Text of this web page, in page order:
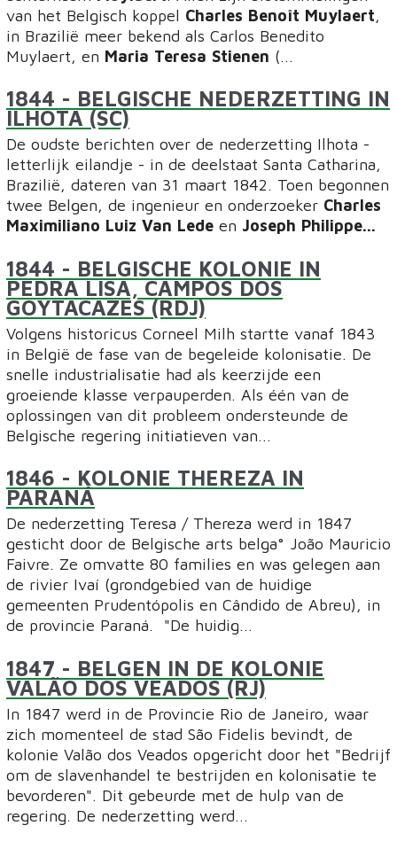
van het Belgisch koppel Charles Benoît Muylaert,
in Brazilië meer bekend als Carlos Benedito
Muylaert, en Maria Teresa Stienen (...
1844 - BELGISCHE NEDERZETTING IN
ILHOTA (SC)
De oudste berichten over de nederzetting Ilhota -
letterlijk eilandje - in de deelstaat Santa Catharina,
Brazilië, dateren van 31 maart 1842. Toen begonnen
twee Belgen, de ingenieur en onderzoeker Charles
Maximiliano Luiz Van Lede en Joseph Philippe...
1844 - BELGISCHE KOLONIE IN
PEDRA LISA, CAMPOS DOS
GOYTACAZES (RDJ)
Volgens historicus Corneel Milh startte vanaf 1843
in België de fase van de begeleide kolonisatie. De
snelle industrialisatie had als keerzijde een
groeiende klasse verpauperden. Als één van de
oplossingen van dit probleem ondersteunde de
Belgische regering initiatieven van...
1846 - KOLONIE THEREZA IN
PARANÁ
De nederzetting Teresa / Thereza werd in 1847
gesticht door de Belgische arts belga° João Mauricio
Faivre. Ze omvatte 80 families en was gelegen aan
de rivier Ivaí (grondgebied van de huidige
gemeenten Prudentópolis en Cândido de Abreu), in
de provincie Paraná. "De huidig...
1847 - BELGEN IN DE KOLONIE
VALÃO DOS VEADOS (RJ)
In 1847 werd in de Provincie Rio de Janeiro, waar
zich momenteel de stad São Fidelis bevindt, de
kolonie Valão dos Veados opgericht door het "Bedrijf
om de slavenhandel te bestrijden en kolonisatie te
bevorderen". Dit gebeurde met de hulp van de
regering. De nederzetting werd...